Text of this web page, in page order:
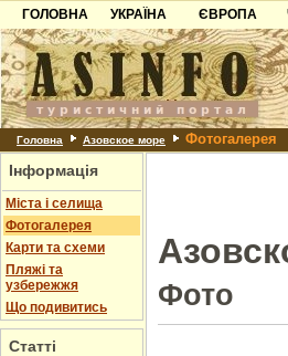
ГОЛОВНА
УКРАЇНА
Карпати
Азов
Причорноморря
Шацьк
ЄВРОПА
Чорногорія
Хорватія
Болгарія
Албанія
Головна Азовское море Фотогалерея
Інформація
Міста і селища
Фотогалерея
Карти та схеми
Пляжі та
узбережжя
Що подивитись
Статті
Фото